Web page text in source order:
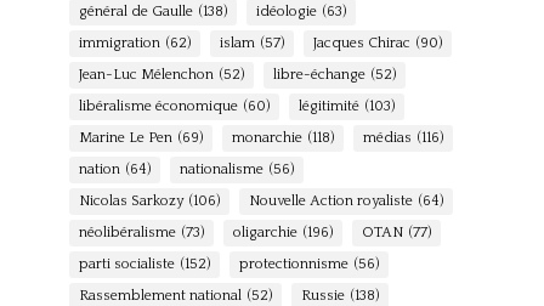
général de Gaulle (138) idéologie (63)
immigration (62) islam (57) Jacques Chirac (90)
Jean-Luc Mélenchon (52) libre-échange (52)
libéralisme économique (60) légitimité (103)
Marine Le Pen (69) monarchie (118) médias (116)
nation (64) nationalisme (56)
Nicolas Sarkozy (106) Nouvelle Action royaliste (64)
néolibéralisme (73) oligarchie (196) OTAN (77)
parti socialiste (152) protectionnisme (56)
Rassemblement national (52) Russie (138)